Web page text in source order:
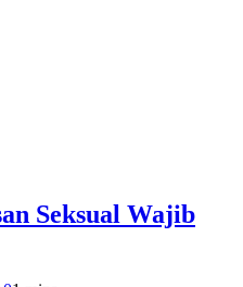
Seksual Wajib